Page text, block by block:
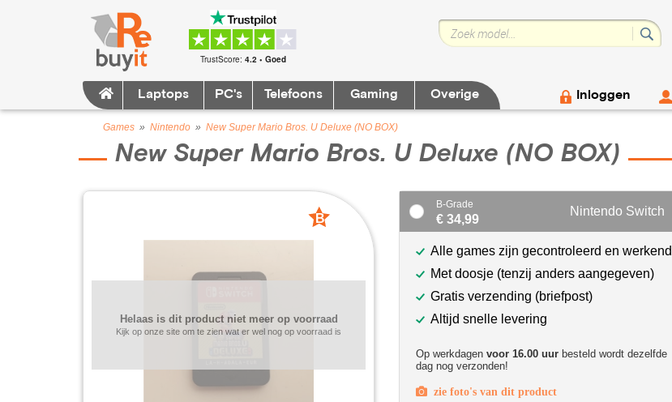
TrustScore: 4.2 • Goed
Laptops PC's Telefoons Gaming Overige Inloggen
Games » Nintendo » New Super Mario Bros. U Deluxe (NO BOX)
New Super Mario Bros. U Deluxe (NO BOX)
Helaas is dit product niet meer op voorraad
Kijk op onze site om te zien wat er wel nog op voorraad is
B
B-Grade
€ 34,99
Nintendo Switch |
Alle games zijn gecontroleerd en werkend
Met doosje (tenzij anders aangegeven)
Gratis verzending (briefpost)
Altijd snelle levering
Op werkdagen voor 16.00 uur besteld wordt dezelfde
dag nog verzonden!
zie foto's van dit product